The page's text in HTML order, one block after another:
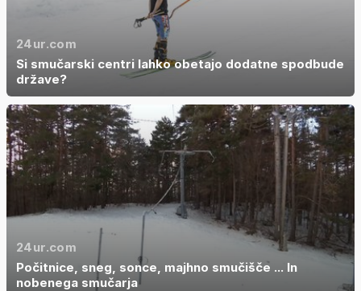
24ur.com
Si smučarski centri lahko obetajo dodatne spodbude
države?
24ur.com
Počitnice, sneg, sonce, majhno smučišče ... In
nobenega smučarja